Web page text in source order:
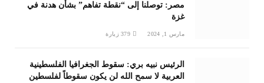
مصر: توصلنا إلى “نقطة تفاهم” بشأن هدنة في
غزة
مارس 1, 2024 379 زيارة
الرئيس نبيه بري: سقوط الجغرافيا الفلسطينية
العربية لا سمح الله لن يكون سقوطاً لفلسطين